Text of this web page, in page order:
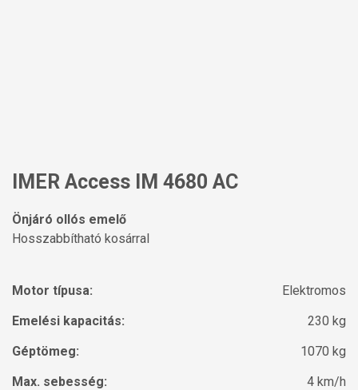
IMER Access IM 4680 AC
Önjáró ollós emelő
Hosszabbítható kosárral
Motor típusa:
Elektromos
Emelési kapacitás:
230 kg
Géptömeg:
1070 kg
Max. sebesség:
4 km/h